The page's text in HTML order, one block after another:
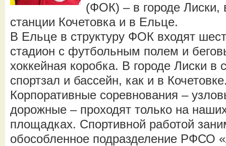
(ФОК) – в городе Лиски,
станции Кочетовка и в Ельце.
В Ельце в структуру ФОК входят
стадион с футбольным полем и
хоккейная коробка. В городе Лиски в
спортзал и бассейн, как и в
Корпоративные соревнования –
дорожные – проходят только на
площадках. Спортивной работой
обособленное подразделение РФСО